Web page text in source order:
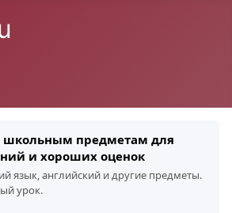
школьным предметам для
и хороших оценок
язык, английский и другие предметы.
урок.